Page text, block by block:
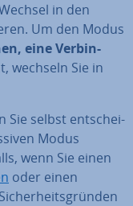
in den
Um den Modus
eine Ver­bin­
wechseln Sie in
Sie selbst ent­schei­
Modus
wenn Sie einen
oder einen